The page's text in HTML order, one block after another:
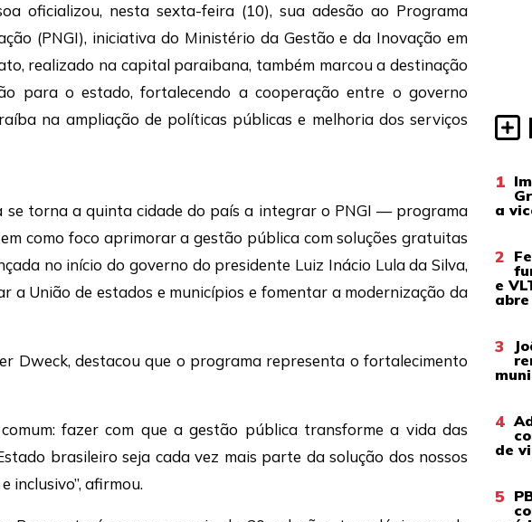
oficializou, nesta sexta-feira (10), sua adesão ao Programa
(PNGI), iniciativa do Ministério da Gestão e da Inovação em
realizado na capital paraibana, também marcou a destinação
para o estado, fortalecendo a cooperação entre o governo
na ampliação de políticas públicas e melhoria dos serviços
se torna a quinta cidade do país a integrar o PNGI — programa
como foco aprimorar a gestão pública com soluções gratuitas
no início do governo do presidente Luiz Inácio Lula da Silva,
a União de estados e municípios e fomentar a modernização da
Dweck, destacou que o programa representa o fortalecimento
fazer com que a gestão pública transforme a vida das
brasileiro seja cada vez mais parte da solução dos nossos
inclusivo”, afirmou.
1
a
2
e
3
4
de
5